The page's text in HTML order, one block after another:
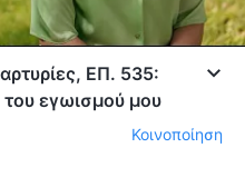
ΕΠ. 535:
εγωισμού μου
Κοινοποίηση